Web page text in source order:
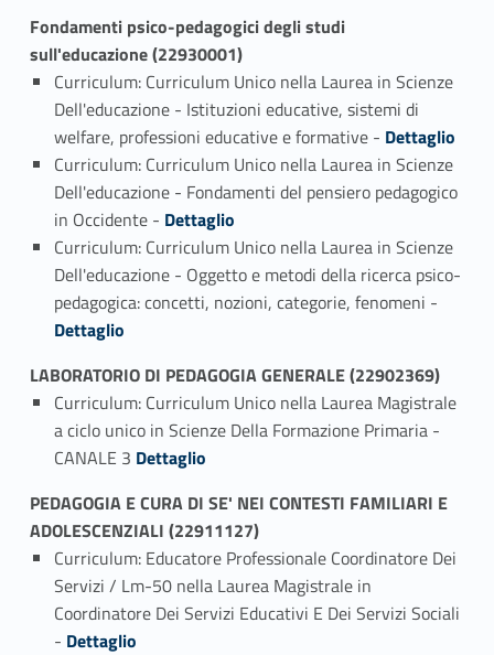
Fondamenti psico-pedagogici degli studi
sull'educazione (22930001)
Curriculum: Curriculum Unico nella Laurea in Scienze
Dell'educazione - Istituzioni educative, sistemi di
welfare, professioni educative e formative - Link identifier #identifier_person_3400-1
Dettaglio
Curriculum: Curriculum Unico nella Laurea in Scienze
Dell'educazione - Fondamenti del pensiero pedagogico
in Occidente - Link identifier #identifier_person_4778-2
Dettaglio
Curriculum: Curriculum Unico nella Laurea in Scienze
Dell'educazione - Oggetto e metodi della ricerca psico-
pedagogica: concetti, nozioni, categorie, fenomeni -
Dettaglio
LABORATORIO DI PEDAGOGIA GENERALE (22902369)
Curriculum: Curriculum Unico nella Laurea Magistrale
a ciclo unico in Scienze Della Formazione Primaria -
CANALE 3 Link identifier #identifier_person_176360-1
Dettaglio
PEDAGOGIA E CURA DI SE' NEI CONTESTI FAMILIARI E
ADOLESCENZIALI (22911127)
Curriculum: Educatore Professionale Coordinatore Dei
Servizi / Lm-50 nella Laurea Magistrale in
Coordinatore Dei Servizi Educativi E Dei Servizi Sociali
- Link identifier #identifier_person_175994-1
Dettaglio